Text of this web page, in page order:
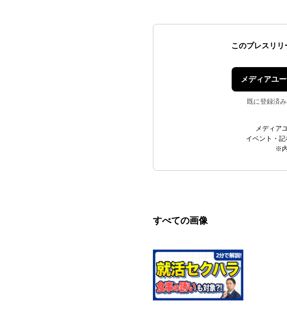
このプレスリリ
メディアユ
既に登録済
メディア
イベント・
※
すべての画像